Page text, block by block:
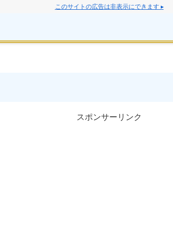
このサイトの広告は非表示にできます ▸
スポンサーリンク